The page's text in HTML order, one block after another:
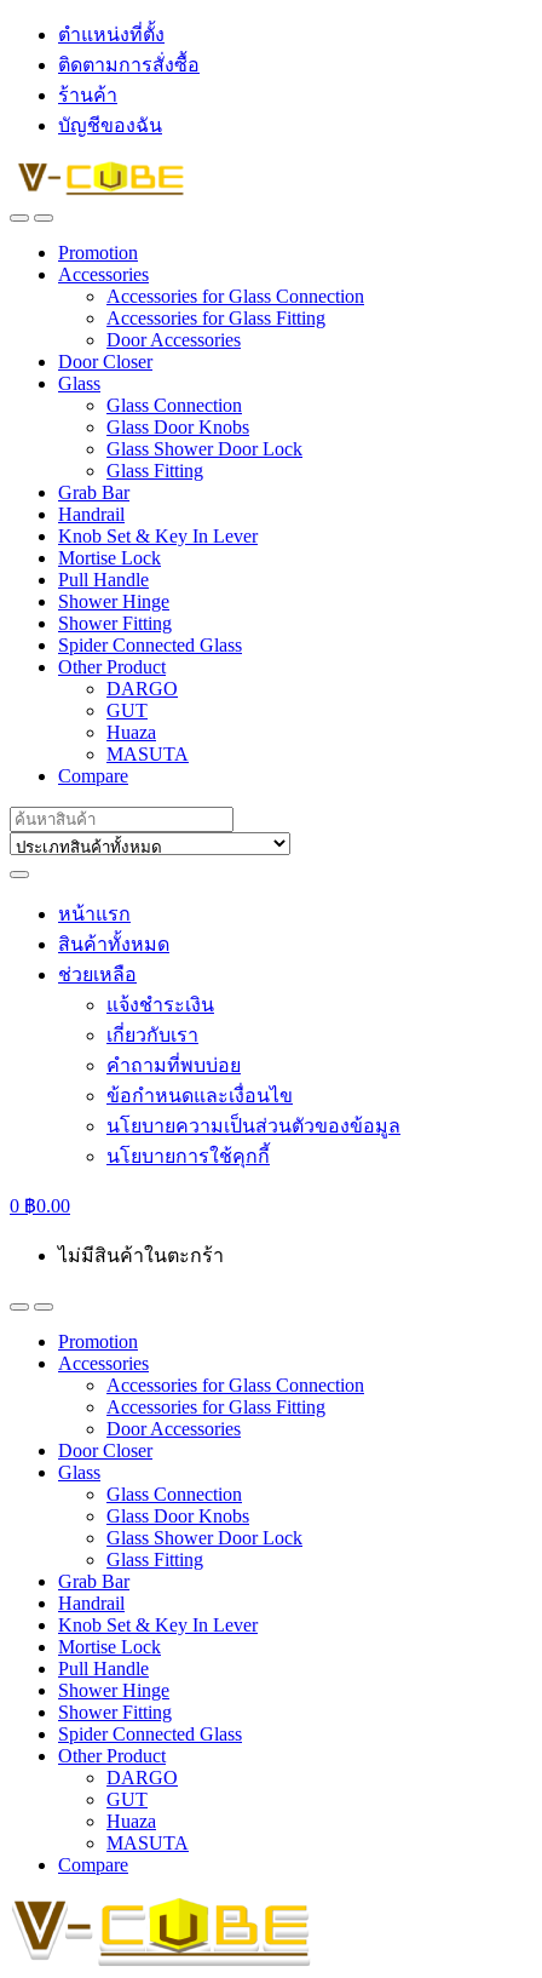
ตำแหน่งที่ตั้ง
ติดตามการสั่งซื้อ
ร้านค้า
บัญชีของฉัน
Promotion
Accessories
Accessories for Glass Connection
Accessories for Glass Fitting
Door Accessories
Door Closer
Glass
Glass Connection
Glass Door Knobs
Glass Shower Door Lock
Glass Fitting
Grab Bar
Handrail
Knob Set & Key In Lever
Mortise Lock
Pull Handle
Shower Hinge
Shower Fitting
Spider Connected Glass
Other Product
DARGO
GUT
Huaza
MASUTA
Compare
Search
for:
หน้าแรก
สินค้าทั้งหมด
ช่วยเหลือ
แจ้งชำระเงิน
เกี่ยวกับเรา
คำถามที่พบบ่อย
ข้อกำหนดและเงื่อนไข
นโยบายความเป็นส่วนตัวของข้อมูล
นโยบายการใช้คุกกี้
0 ฿0.00
ไม่มีสินค้าในตะกร้า
Promotion
Accessories
Accessories for Glass Connection
Accessories for Glass Fitting
Door Accessories
Door Closer
Glass
Glass Connection
Glass Door Knobs
Glass Shower Door Lock
Glass Fitting
Grab Bar
Handrail
Knob Set & Key In Lever
Mortise Lock
Pull Handle
Shower Hinge
Shower Fitting
Spider Connected Glass
Other Product
DARGO
GUT
Huaza
MASUTA
Compare